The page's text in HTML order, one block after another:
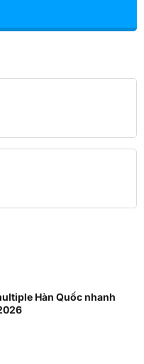
Hàn Quốc nhanh